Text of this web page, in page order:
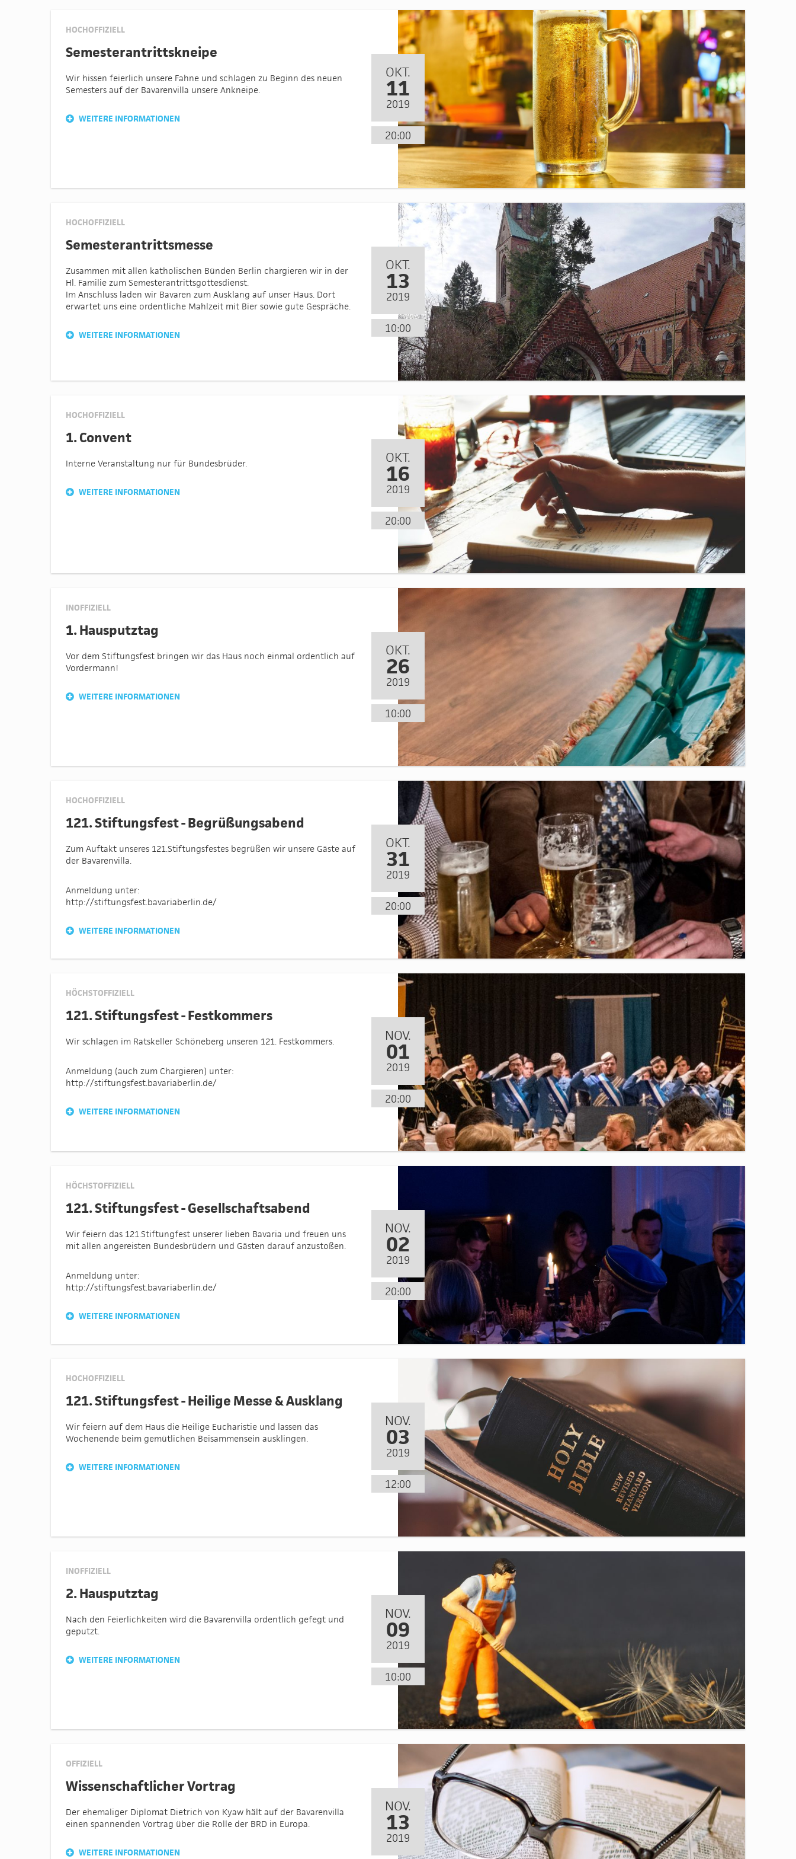
OKT.
11
2019
20:00
HOCHOFFIZIELL
Semesterantrittskneipe
Wir hissen feierlich unsere Fahne und schlagen zu Beginn des neuen
Semesters auf der Bavarenvilla unsere Ankneipe.
WEITERE INFORMATIONEN
OKT.
13
2019
10:00
HOCHOFFIZIELL
Semesterantrittsmesse
Zusammen mit allen katholischen Bünden Berlin chargieren wir in der
Hl. Familie zum Semesterantrittsgottesdienst.
Im Anschluss laden wir Bavaren zum Ausklang auf unser Haus. Dort
erwartet uns eine ordentliche Mahlzeit mit Bier sowie gute Gespräche.
WEITERE INFORMATIONEN
OKT.
16
2019
20:00
HOCHOFFIZIELL
1. Convent
Interne Veranstaltung nur für Bundesbrüder.
WEITERE INFORMATIONEN
OKT.
26
2019
10:00
INOFFIZIELL
1. Hausputztag
Vor dem Stiftungsfest bringen wir das Haus noch einmal ordentlich auf
Vordermann!
WEITERE INFORMATIONEN
OKT.
31
2019
20:00
HOCHOFFIZIELL
121. Stiftungsfest - Begrüßungsabend
Zum Auftakt unseres 121.Stiftungsfestes begrüßen wir unsere Gäste auf
der Bavarenvilla.
Anmeldung unter:
http://stiftungsfest.bavariaberlin.de/
WEITERE INFORMATIONEN
NOV.
01
2019
20:00
HÖCHSTOFFIZIELL
121. Stiftungsfest - Festkommers
Wir schlagen im Ratskeller Schöneberg unseren 121. Festkommers.
Anmeldung (auch zum Chargieren) unter:
http://stiftungsfest.bavariaberlin.de/
WEITERE INFORMATIONEN
NOV.
02
2019
20:00
HÖCHSTOFFIZIELL
121. Stiftungsfest - Gesellschaftsabend
Wir feiern das 121.Stiftungfest unserer lieben Bavaria und freuen uns
mit allen angereisten Bundesbrüdern und Gästen darauf anzustoßen.
Anmeldung unter:
http://stiftungsfest.bavariaberlin.de/
WEITERE INFORMATIONEN
NOV.
03
2019
12:00
HOCHOFFIZIELL
121. Stiftungsfest - Heilige Messe & Ausklang
Wir feiern auf dem Haus die Heilige Eucharistie und lassen das
Wochenende beim gemütlichen Beisammensein ausklingen.
WEITERE INFORMATIONEN
NOV.
09
2019
10:00
INOFFIZIELL
2. Hausputztag
Nach den Feierlichkeiten wird die Bavarenvilla ordentlich gefegt und
geputzt.
WEITERE INFORMATIONEN
NOV.
13
2019
OFFIZIELL
Wissenschaftlicher Vortrag
Der ehemaliger Diplomat Dietrich von Kyaw hält auf der Bavarenvilla
einen spannenden Vortrag über die Rolle der BRD in Europa.
WEITERE INFORMATIONEN